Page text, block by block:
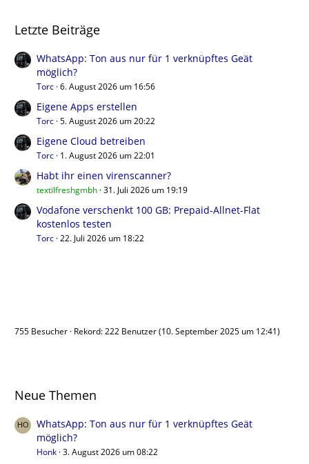
Letzte Beiträge
WhatsApp: Ton aus nur für 1 verknüpftes Geät
möglich?
Torc 6. August 2026 um 16:56
Eigene Apps erstellen
Torc 5. August 2026 um 20:22
Eigene Cloud betreiben
Torc 1. August 2026 um 22:01
Habt ihr einen virenscanner?
textilfreshgmbh 31. Juli 2026 um 19:19
Vodafone verschenkt 100 GB: Prepaid-Allnet-Flat
kostenlos testen
Torc 22. Juli 2026 um 18:22
755 Besucher Rekord: 222 Benutzer (10. September 2025 um 12:41)
Neue Themen
WhatsApp: Ton aus nur für 1 verknüpftes Geät
möglich?
Honk 3. August 2026 um 08:22